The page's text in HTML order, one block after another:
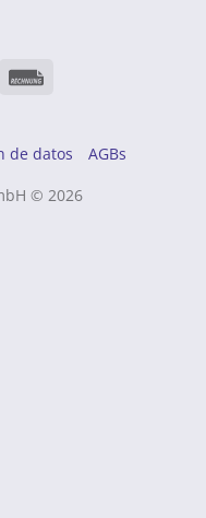
de datos
AGBs
© 2026